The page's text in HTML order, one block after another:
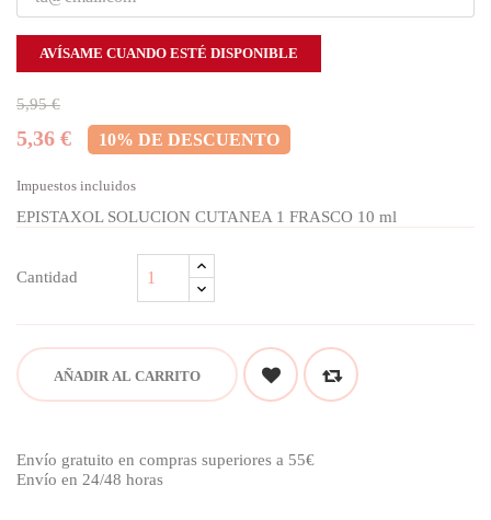
AVÍSAME CUANDO ESTÉ DISPONIBLE
5,95 €
5,36 € 10% DE DESCUENTO
Impuestos incluidos
EPISTAXOL SOLUCION CUTANEA 1 FRASCO 10 ml
Cantidad
AÑADIR AL CARRITO
Envío gratuito en compras superiores a 55€
Envío en 24/48 horas